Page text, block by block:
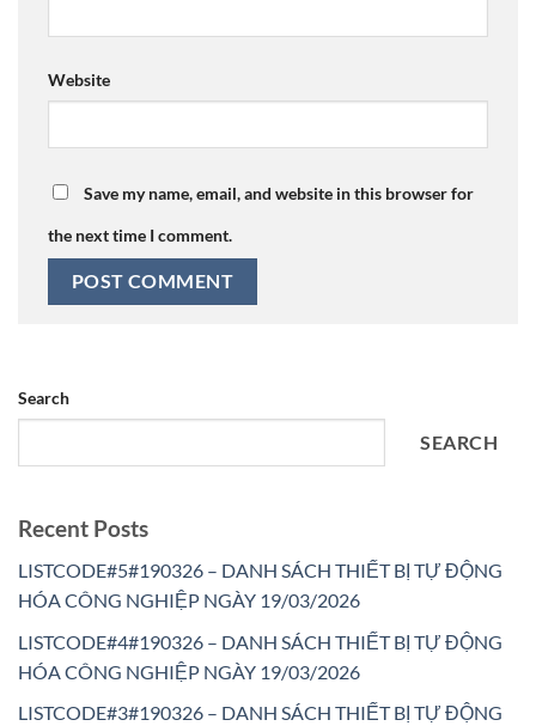
Website
Save my name, email, and website in this browser for
the next time I comment.
Search
SEARCH
Recent Posts
LISTCODE#5#190326 – DANH SÁCH THIẾT BỊ TỰ ĐỘNG
HÓA CÔNG NGHIỆP NGÀY 19/03/2026
LISTCODE#4#190326 – DANH SÁCH THIẾT BỊ TỰ ĐỘNG
HÓA CÔNG NGHIỆP NGÀY 19/03/2026
LISTCODE#3#190326 – DANH SÁCH THIẾT BỊ TỰ ĐỘNG